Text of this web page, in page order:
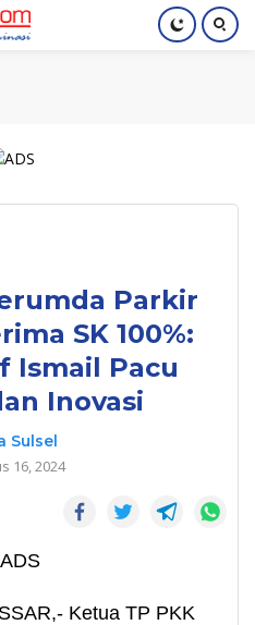
Index
Parkir
SK 100%:
Ismail Pacu
Inovasi
Sulsel
16, 2024
Ketua TP PKK